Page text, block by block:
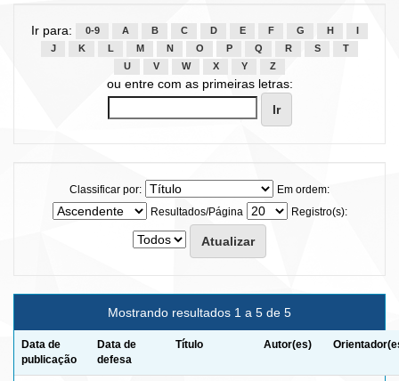
Ir para: 0-9 A B C D E F G H
J
K L M N O P Q R S
T
U
V W X Y Z
ou entre com as primeiras letras:
Classificar por:
Em ordem:
Resultados/Página
Registro(s):
Mostrando resultados 1 a 5 de 5
Data de
publicação
Data de
defesa
Título Autor(es)